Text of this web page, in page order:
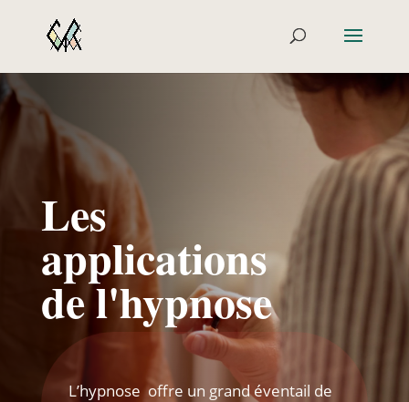
Les
applications
de l'hypnose
L’hypnose offre un grand éventail de